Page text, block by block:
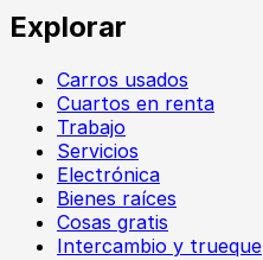
Explorar
Carros usados
Cuartos en renta
Trabajo
Servicios
Electrónica
Bienes raíces
Cosas gratis
Intercambio y trueque